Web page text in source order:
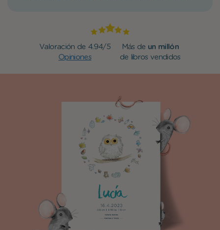
Valoración de 4.94/5
Opiniones
Más de un millón
de libros vendidos